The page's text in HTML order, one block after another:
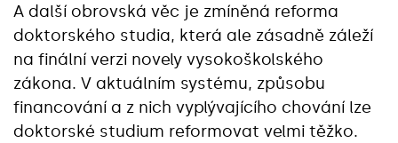
A další obrovská věc je zmíněná reforma
doktorského studia, která ale zásadně záleží
na finální verzi novely vysokoškolského
zákona. V aktuálním systému, způsobu
financování a z nich vyplývajícího chování lze
doktorské studium reformovat velmi těžko.